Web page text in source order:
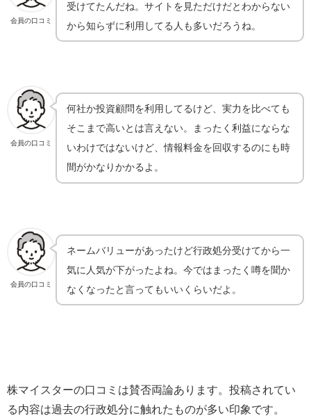
会員の口コミ
受けてたんだね。サイトを見ただけだとわからない
から知らずに利用してる人も多いだろうね。
会員の口コミ
何社か投資顧問を利用してるけど、実力を比べても
そこまで高いとは言えない。まったく利益にならな
いわけではないけど、情報料金を回収するのにも時
間がかなりかかるよ。
会員の口コミ
ネームバリューがあったけど行政処分受けてから一
気に人気が下がったよね。今ではまったく噂を聞か
なくなったと言ってもいいくらいだよ。
株マイスターの口コミは賛否両論あります。投稿されてい
る内容は過去の行政処分に触れたものが多い印象です。